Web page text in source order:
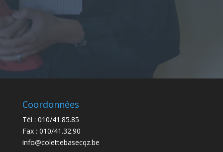
Coordonnées
Tél : 010/41.85.85
Fax : 010/41.32.90
info@colettebasecqz.be